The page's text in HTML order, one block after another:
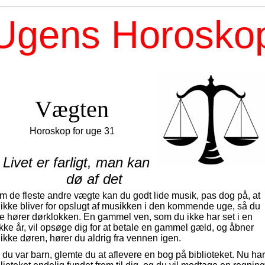
Vægten
Horoskop for uge 31
Livet er farligt, man kan
dø af det
de fleste andre vægte kan du godt lide musik, pas dog på, at
bliver for opslugt af musikken i den kommende uge, så du
hører dørklokken. En gammel ven, som du ikke har set i en
år, vil opsøge dig for at betale en gammel gæld, og åbner
døren, hører du aldrig fra vennen igen.
du var barn, glemte du at aflevere en bog på biblioteket. Nu har